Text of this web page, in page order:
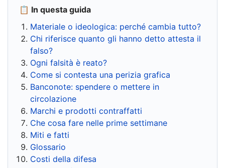
📋 In questa guida
Materiale o ideologica: perché cambia tutto?
Chi riferisce quanto gli hanno detto attesta il
falso?
Ogni falsità è reato?
Come si contesta una perizia grafica
Banconote: spendere o mettere in
circolazione
Marchi e prodotti contraffatti
Che cosa fare nelle prime settimane
Miti e fatti
Glossario
Costi della difesa